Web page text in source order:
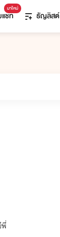
มาใหม่
ชท ธัญลิสต์
พี่